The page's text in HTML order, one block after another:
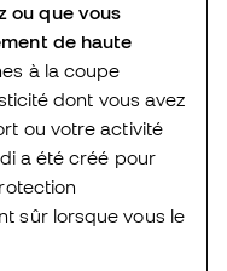
ou que vous
de haute
à la coupe
dont vous avez
ou votre activité
a été créé pour
sûr lorsque vous le